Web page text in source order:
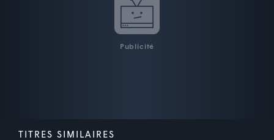
Publicité
TITRES SIMILAIRES